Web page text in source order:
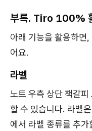
부록. Tiro 100%
아래 기능을 활용하면
어요.
라벨
노트 우측 상단 책갈
할 수 있습니다. 라벨
에서 라벨 종류를 추가